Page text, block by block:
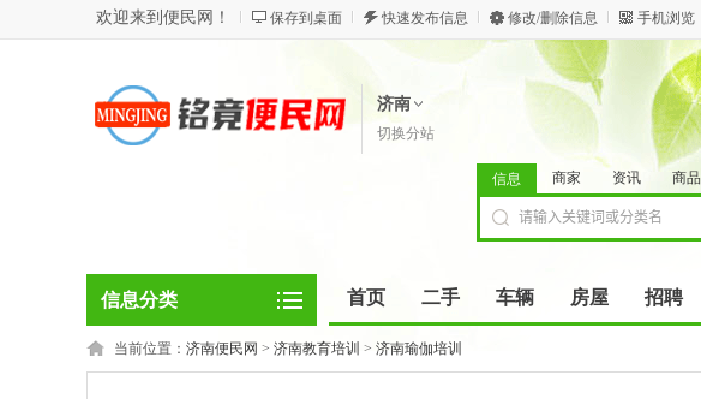
欢迎来到便民网！ 保存到桌面 快速发布信息 修改/删除信息 手机浏览
济南
切换分站
信息 商家 资讯 商品
信息分类 首页 二手 车辆 房屋 招聘
当前位置： 济南便民网 > 济南教育培训 > 济南瑜伽培训